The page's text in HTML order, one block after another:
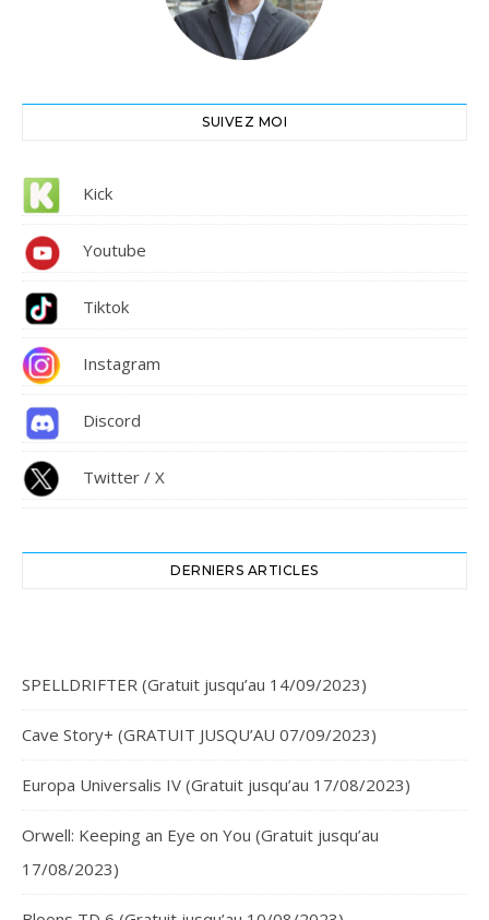
SUIVEZ MOI
Kick
Youtube
Tiktok
Instagram
Discord
Twitter / X
DERNIERS ARTICLES
SPELLDRIFTER (Gratuit jusqu’au 14/09/2023)
Cave Story+ (GRATUIT JUSQU’AU 07/09/2023)
Europa Universalis IV (Gratuit jusqu’au 17/08/2023)
Orwell: Keeping an Eye on You (Gratuit jusqu’au
17/08/2023)